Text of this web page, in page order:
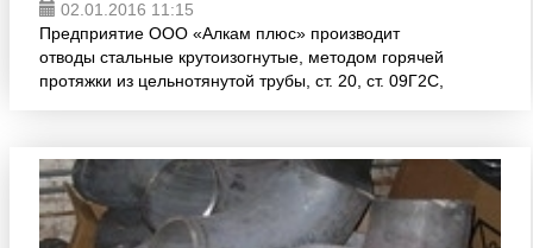
02.01.2016 11:15
Предприятие ООО «Алкам плюс» производит
отводы стальные крутоизогнутые, методом горячей
протяжки из цельнотянутой трубы, ст. 20, ст. 09Г2С,